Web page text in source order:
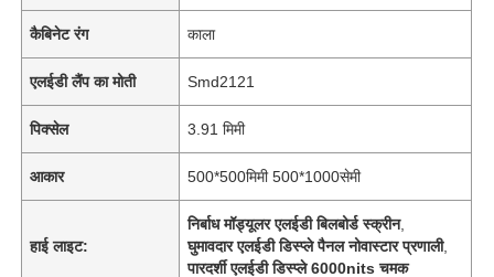
कैबिनेट रंग काला
एलईडी लैंप का मोती Smd2121
पिक्सेल 3.91 मिमी
आकार 500*500मिमी 500*1000सेमी
हाई लाइट:
निर्बाध मॉड्यूलर एलईडी बिलबोर्ड स्क्रीन,
घुमावदार एलईडी डिस्प्ले पैनल नोवास्टार प्रणाली,
पारदर्शी एलईडी डिस्प्ले 6000nits चमक